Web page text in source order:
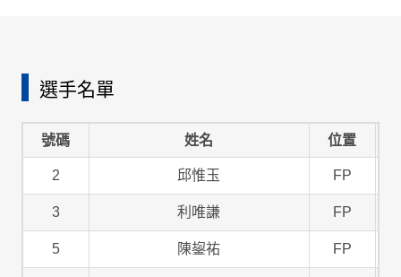
選手名單
號碼 姓名 位置
2 邱惟玉 FP
3 利唯謙 FP
5 陳鋆祐 FP